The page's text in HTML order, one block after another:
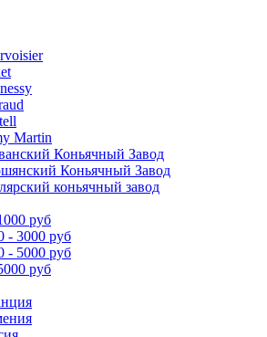
Martin
Коньячный Завод
Коньячный Завод
коньячный завод
руб
- 3000 руб
- 5000 руб
руб